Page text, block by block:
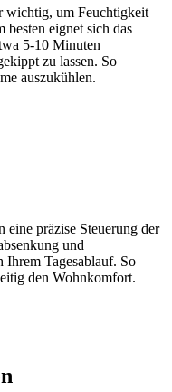
wichtig, um Feuchtigkeit
eignet sich das
5-10 Minuten
zu lassen. So
auszukühlen.
präzise Steuerung der
und
Ihrem Tagesablauf. So
den Wohnkomfort.